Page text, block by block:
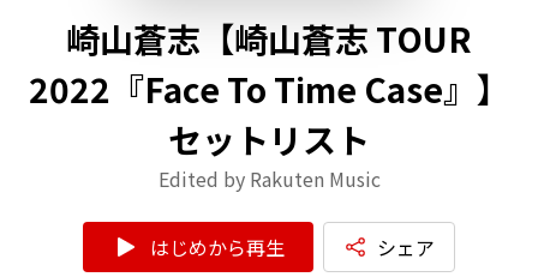
崎山蒼志【崎山蒼志 TOUR
2022『Face To Time Case』】
セットリスト
Edited by Rakuten Music
はじめから再生 シェア